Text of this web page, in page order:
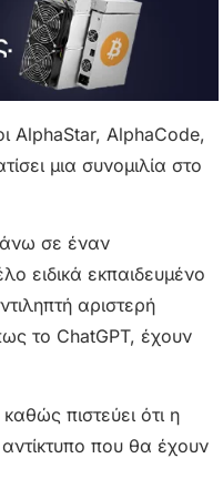
AlphaStar, AlphaCode,
μια συνομιλία στο
σε έναν
ειδικά εκπαιδευμένο
αριστερή
το ChatGPT, έχουν
πιστεύει ότι η
που θα έχουν